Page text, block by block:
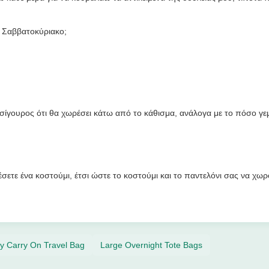
Σαββατοκύριακο;
ότι θα χωρέσει κάτω από το κάθισμα, ανάλογα με το πόσο
ένα κοστούμι, έτσι ώστε το κοστούμι και το παντελόνι σας να
Carry On Travel Bag Large Overnight Tote Bags